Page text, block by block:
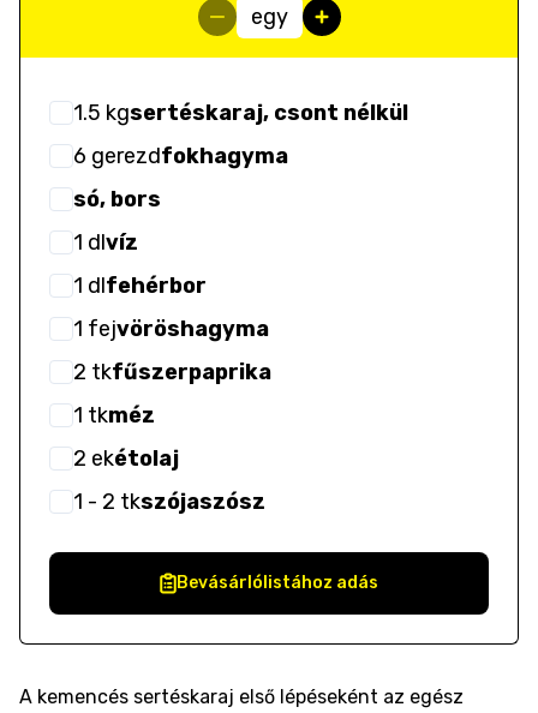
egy
1.5 kgsertéskaraj, csont nélkül
6 gerezdfokhagyma
só, bors
1 dlvíz
1 dlfehérbor
1 fejvöröshagyma
2 tkfűszerpaprika
1 tkméz
2 ekétolaj
1 - 2 tkszójaszósz
Bevásárlólistához adás
A kemencés sertéskaraj első lépéseként az egész